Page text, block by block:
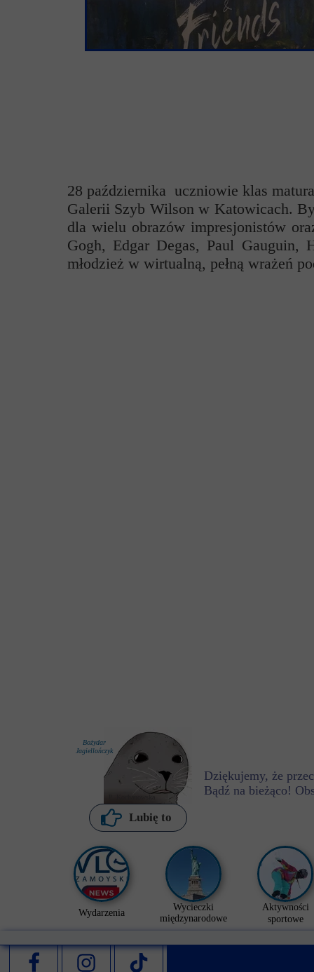
Lubię to
Dziękujemy, że
Bądź na bieżąco!
Bożydar
Jagiellończyk
28 października uczniowie klas
Galerii Szyb Wilson w Katowicach.
dla wielu obrazów impresjonistów
Gogh, Edgar Degas, Paul Gauguin,
młodzież w wirtualną, pełną wrażeń
Doradca Zawodowy
Gabinet PZiPP
Wydarzenia
Wycieczki
międzynarodowe
Aktywności
sportowe